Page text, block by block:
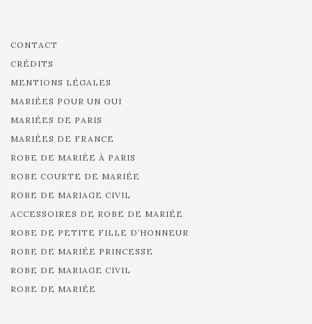
CONTACT
CRÉDITS
MENTIONS LÉGALES
MARIÉES POUR UN OUI
MARIÉES DE PARIS
MARIÉES DE FRANCE
ROBE DE MARIÉE À PARIS
ROBE COURTE DE MARIÉE
ROBE DE MARIAGE CIVIL
ACCESSOIRES DE ROBE DE MARIÉE
ROBE DE PETITE FILLE D’HONNEUR
ROBE DE MARIÉE PRINCESSE
ROBE DE MARIAGE CIVIL
ROBE DE MARIÉE